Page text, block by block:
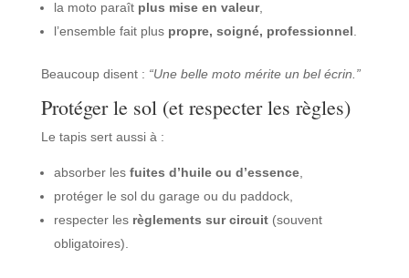
la moto paraît plus mise en valeur,
l’ensemble fait plus propre, soigné, professionnel
Beaucoup disent : “Une belle moto mérite un bel écrin.”
Protéger le sol (et respecter les règles)
Le tapis sert aussi à :
absorber les fuites d’huile ou d’essence,
protéger le sol du garage ou du paddock,
respecter les règlements sur circuit(souvent
obligatoires).